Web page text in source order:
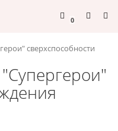
0
сверхспособности